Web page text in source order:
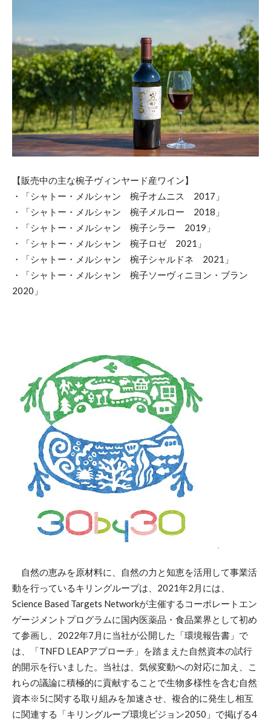
【販売中の主な椀子ヴィンヤード産ワイン】
・「シャトー・メルシャン 椀子オムニス 2017」
・「シャトー・メルシャン 椀子メルロー 2018」
・「シャトー・メルシャン 椀子シラー 2019」
・「シャトー・メルシャン 椀子ロゼ 2021」
・「シャトー・メルシャン 椀子シャルドネ 2021」
・「シャトー・メルシャン 椀子ソーヴィニヨン・ブラン
2020」
自然の恵みを原材料に、自然の力と知恵を活用して事業活
動を行っているキリングループは、2021年2月には、
Science Based Targets Networkが主催するコーポレートエン
ゲージメントプログラムに国内医薬品・食品業界として初め
て参画し、2022年7月に当社が公開した「環境報告書」で
は、「TNFD LEAPアプローチ」を踏まえた自然資本の試行
的開示を行いました。当社は、気候変動への対応に加え、こ
れらの議論に積極的に貢献することで生物多様性を含む自然
資本※5に関する取り組みを加速させ、複合的に発生し相互
に関連する「キリングループ環境ビジョン2050」で掲げる4